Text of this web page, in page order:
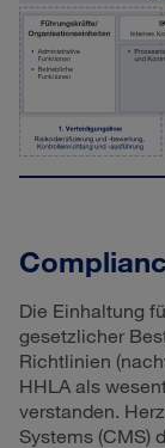
Die Einhaltung
gesetzlicher
Richtlinien
HHLA als
verstanden.
Systems (CMS)